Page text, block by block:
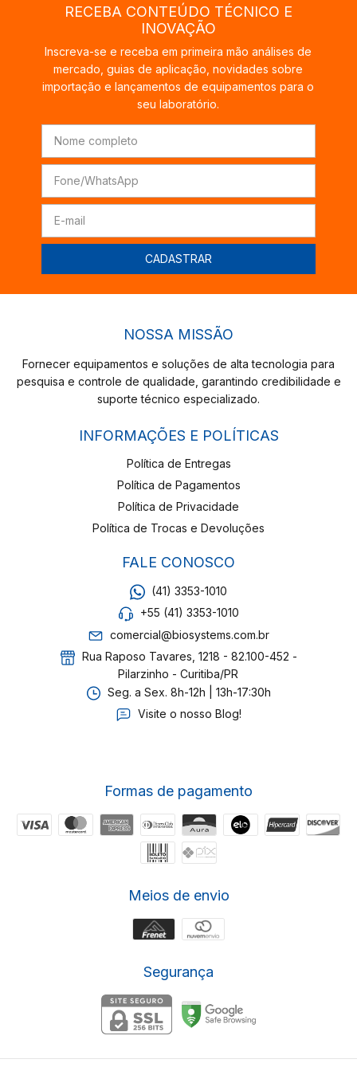
RECEBA CONTEÚDO TÉCNICO E
INOVAÇÃO
Inscreva-se e receba em primeira mão análises de
mercado, guias de aplicação, novidades sobre
importação e lançamentos de equipamentos para o
seu laboratório.
NOSSA MISSÃO
Fornecer equipamentos e soluções de alta tecnologia para
pesquisa e controle de qualidade, garantindo credibilidade e
suporte técnico especializado.
INFORMAÇÕES E POLÍTICAS
Política de Entregas
Política de Pagamentos
Política de Privacidade
Política de Trocas e Devoluções
FALE CONOSCO
(41) 3353-1010
+55 (41) 3353-1010
comercial@biosystems.com.br
Rua Raposo Tavares, 1218 - 82.100-452 -
Pilarzinho - Curitiba/PR
Seg. a Sex. 8h-12h | 13h-17:30h
Visite o nosso Blog!
Formas de pagamento
Meios de envio
Segurança